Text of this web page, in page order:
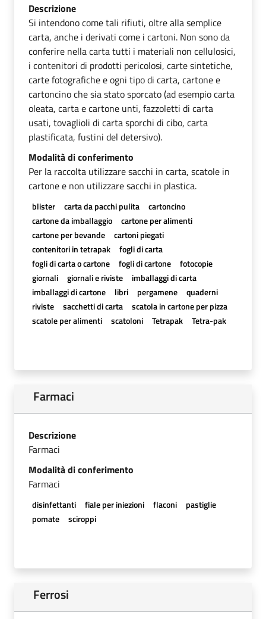
Descrizione
Si intendono come tali rifiuti, oltre alla semplice
carta, anche i derivati come i cartoni. Non sono da
conferire nella carta tutti i materiali non cellulosici,
i contenitori di prodotti pericolosi, carte sintetiche,
carte fotografiche e ogni tipo di carta, cartone e
cartoncino che sia stato sporcato (ad esempio carta
oleata, carta e cartone unti, fazzoletti di carta
usati, tovaglioli di carta sporchi di cibo, carta
plastificata, fustini del detersivo).
Modalità di conferimento
Per la raccolta utilizzare sacchi in carta, scatole in
cartone e non utilizzare sacchi in plastica.
blister carta da pacchi pulita
cartoncino
cartone da imballaggio
cartone per alimenti
cartone per bevande
cartoni piegati
contenitori in tetrapak
fogli di carta
fogli di carta o cartone
fogli di cartone
fotocopie
giornali
giornali e riviste
imballaggi di carta
imballaggi di cartone
libri pergamene
quaderni
riviste
sacchetti di carta
scatola in cartone per pizza
scatole per alimenti
scatoloni Tetrapak Tetra-pak
Farmaci
Descrizione
Farmaci
Modalità di conferimento
Farmaci
disinfettanti fiale per iniezioni flaconi
pastiglie
pomate
sciroppi
Ferrosi